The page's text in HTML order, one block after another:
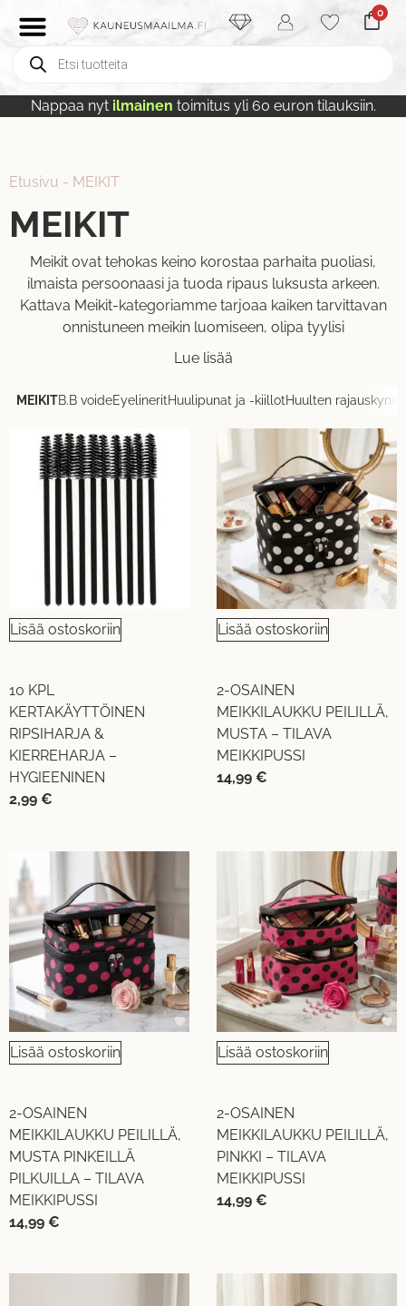
0
Nappaa nyt ilmainen toimitus yli 60 euron tilauksiin.
Etusivu - MEIKIT
MEIKIT
Meikit ovat tehokas keino korostaa parhaita puoliasi,
ilmaista persoonaasi ja tuoda ripaus luksusta arkeen.
Kattava Meikit-kategoriamme tarjoaa kaiken tarvittavan
onnistuneen meikin luomiseen, olipa tyylisi
Lue lisää
MEIKITB.B voideEyelineritHuulipunat ja -kiillotHuulten rajauskynät
Lisää ostoskoriin
10 KPL
KERTAKÄYTTÖINEN
RIPSIHARJA &
KIERREHARJA –
HYGIEENINEN
2,99 €
Lisää ostoskoriin
2-OSAINEN
MEIKKILAUKKU PEILILLÄ,
MUSTA – TILAVA
MEIKKIPUSSI
14,99 €
Lisää ostoskoriin
2-OSAINEN
MEIKKILAUKKU PEILILLÄ,
MUSTA PINKEILLÄ
PILKUILLA – TILAVA
MEIKKIPUSSI
14,99 €
Lisää ostoskoriin
2-OSAINEN
MEIKKILAUKKU PEILILLÄ,
PINKKI – TILAVA
MEIKKIPUSSI
14,99 €